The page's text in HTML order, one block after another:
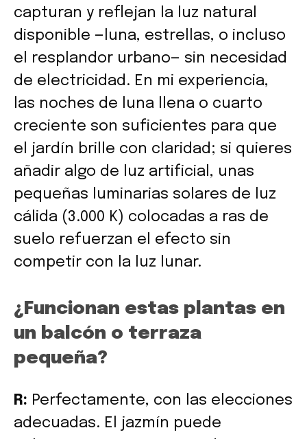
capturan y reflejan la luz natural
disponible —luna, estrellas, o incluso
el resplandor urbano— sin necesidad
de electricidad. En mi experiencia,
las noches de luna llena o cuarto
creciente son suficientes para que
el jardín brille con claridad; si quieres
añadir algo de luz artificial, unas
pequeñas luminarias solares de luz
cálida (3.000 K) colocadas a ras de
suelo refuerzan el efecto sin
competir con la luz lunar.
¿Funcionan estas plantas en
un balcón o terraza
pequeña?
R: Perfectamente, con las elecciones
adecuadas. El jazmín puede